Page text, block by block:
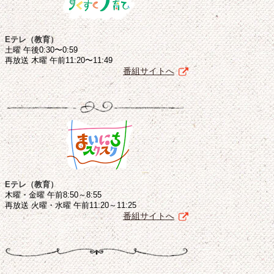
Eテレ（教育）
土曜 午後0:30〜0:59
再放送 木曜 午前11:20〜11:49
番組サイトへ
Eテレ（教育）
木曜・金曜 午前8:50～8:55
再放送 火曜・水曜 午前11:20～11:25
番組サイトへ